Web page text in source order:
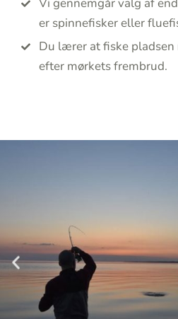
Vi gennemgår valg af
er spinnefisker eller
Du lærer at fiske
efter mørkets frembrud.